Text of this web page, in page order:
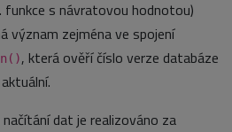
s návratovou hodnotou)
význam zejména ve spojení
, která ověří číslo verze databáze
dat je realizováno za